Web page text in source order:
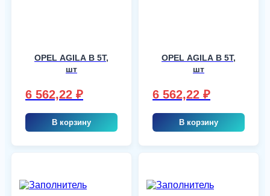
OPEL AGILA B 5T,
шт
6 562,22 ₽
В корзину
OPEL AGILA B 5T,
шт
6 562,22 ₽
В корзину